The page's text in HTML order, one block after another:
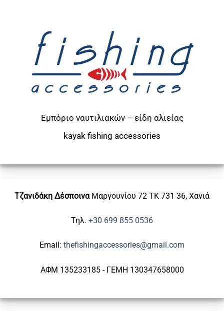
Εμπόριο ναυτιλιακών – είδη αλιείας
kayak fishing accessories
Τζανιδάκη Δέσποινα Μαργουνίου 72 ΤΚ 731 36, Χανιά
Τηλ. +30 699 855 0536
Email: thefishingaccessories@gmail.com
ΑΦΜ 135233185 - ΓΕΜΗ 130347658000